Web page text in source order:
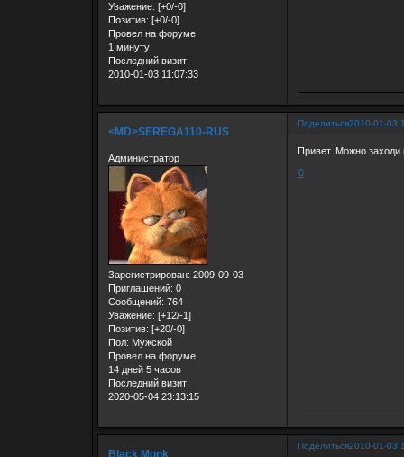
Уважение: [+0/-0]
Позитив: [+0/-0]
Провел на форуме:
1 минуту
Последний визит:
2010-01-03 11:07:33
Поделиться2010-01-03
<MD>SEREGA110-RUS
Администратор
Зарегистрирован: 2009-09-03
Приглашений: 0
Сообщений: 764
Уважение: [+12/-1]
Позитив: [+20/-0]
Пол: Мужской
Провел на форуме:
14 дней 5 часов
Последний визит:
2020-05-04 23:13:15
Привет. Можно.заходи
0
Поделиться2010-01-03
Black Monk